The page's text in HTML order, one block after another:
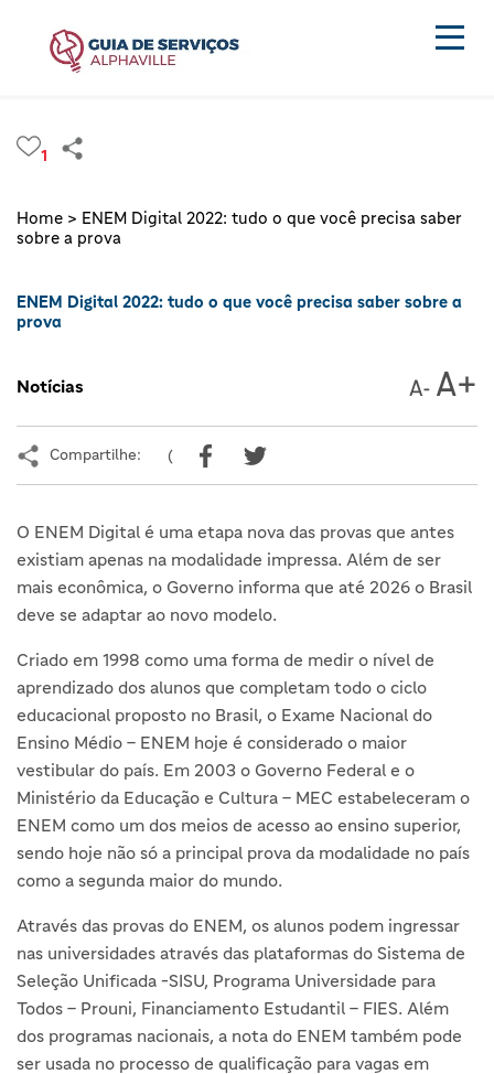
1
Home > ENEM Digital 2022: tudo o que você precisa saber
sobre a prova
ENEM Digital 2022: tudo o que você precisa saber sobre a
prova
Notícias
Compartilhe: (
O ENEM Digital é uma etapa nova das provas que antes
existiam apenas na modalidade impressa. Além de ser
mais econômica, o Governo informa que até 2026 o Brasil
deve se adaptar ao novo modelo.
Criado em 1998 como uma forma de medir o nível de
aprendizado dos alunos que completam todo o ciclo
educacional proposto no Brasil, o Exame Nacional do
Ensino Médio – ENEM hoje é considerado o maior
vestibular do país. Em 2003 o Governo Federal e o
Ministério da Educação e Cultura – MEC estabeleceram o
ENEM como um dos meios de acesso ao ensino superior,
sendo hoje não só a principal prova da modalidade no país
como a segunda maior do mundo.
Através das provas do ENEM, os alunos podem ingressar
nas universidades através das plataformas do Sistema de
Seleção Unificada -SISU, Programa Universidade para
Todos – Prouni, Financiamento Estudantil – FIES. Além
dos programas nacionais, a nota do ENEM também pode
ser usada no processo de qualificação para vagas em